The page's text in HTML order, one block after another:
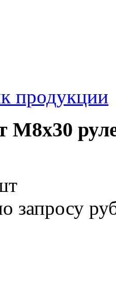
продукции
М8х30
запросу